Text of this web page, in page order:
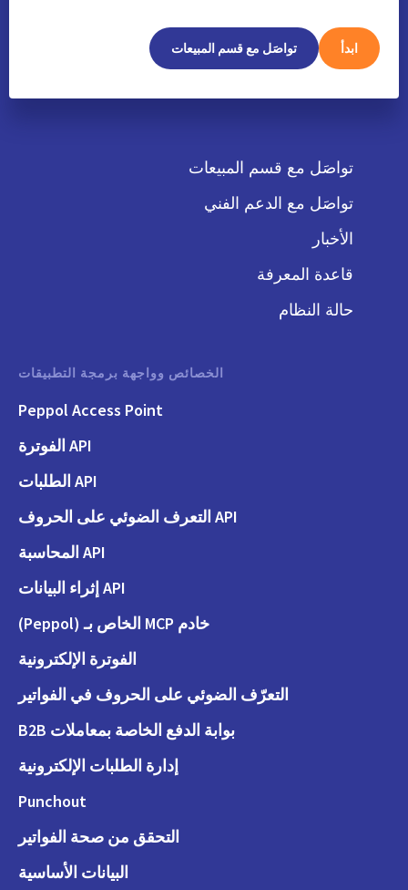
ابدأ تواصَل مع قسم المبيعات
تواصَل مع قسم المبيعات
تواصَل مع الدعم الفني
الأخبار
قاعدة المعرفة
حالة النظام
الخصائص وواجهة برمجة التطبيقات
Peppol Access Point
API الفوترة
API الطلبات
API التعرف الضوئي على الحروف
API المحاسبة
API إثراء البيانات
خادم MCP الخاص بـ (Peppol)
الفوترة الإلكترونية
التعرّف الضوئي على الحروف في الفواتير
بوابة الدفع الخاصة بمعاملات B2B
إدارة الطلبات الإلكترونية
Punchout
التحقق من صحة الفواتير
البيانات الأساسية